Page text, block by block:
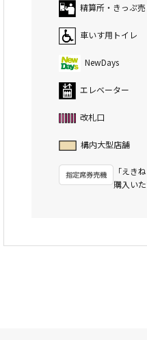
精算所・きっぷ
車いす用トイレ
NewDays
エレベーター
改札口
構内大型店舗
「えき
購入いた